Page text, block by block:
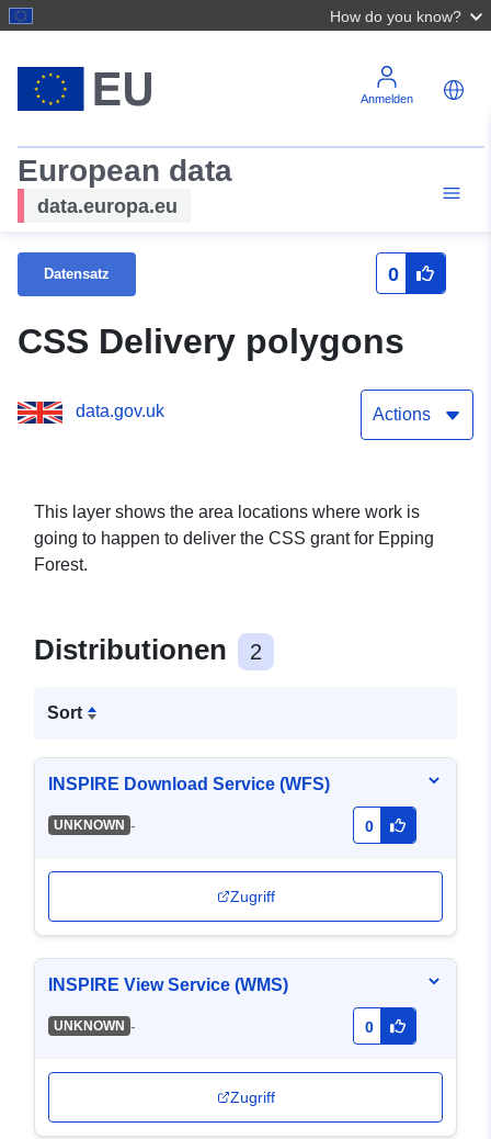
How do you know?
Anmelden
European data
data.europa.eu
Datensatz 0
CSS Delivery polygons
data.gov.uk Actions
This layer shows the area locations where work is
going to happen to deliver the CSS grant for Epping
Forest.
Distributionen 2
Sort
INSPIRE Download Service (WFS)
UNKNOWN - 0
Zugriff
INSPIRE View Service (WMS)
UNKNOWN - 0
Zugriff